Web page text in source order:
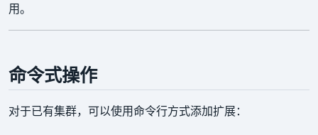
用。
命令式操作
对于已有集群，可以使用命令行方式添加扩展：